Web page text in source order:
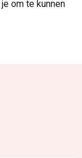
je om te kunnen